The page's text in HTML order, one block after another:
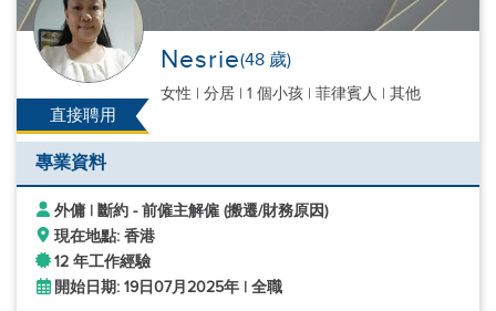
直接聘用
Nesrie(48 歲)
女性 | 分居 | 1 個小孩 | 菲律賓人 | 其他
專業資料
外傭 | 斷約 - 前僱主解僱 (搬遷/財務原因)
現在地點: 香港
12 年工作經驗
開始日期: 19日07月2025年 | 全職